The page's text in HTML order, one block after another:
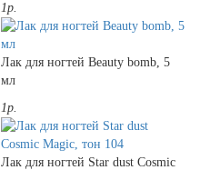
1р.
Лак для ногтей Beauty bomb, 5
мл
1р.
Лак для ногтей Star dust Cosmic